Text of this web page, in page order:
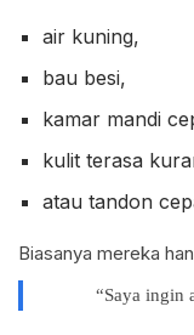
air kuning,
bau besi,
kamar mandi
kulit terasa
atau tandon
Biasanya mereka
“Saya ingin